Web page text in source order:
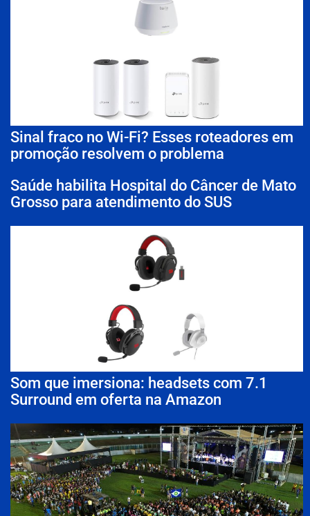
Sinal fraco no Wi-Fi? Esses roteadores em
promoção resolvem o problema
Saúde habilita Hospital do Câncer de Mato
Grosso para atendimento do SUS
Som que imersiona: headsets com 7.1
Surround em oferta na Amazon